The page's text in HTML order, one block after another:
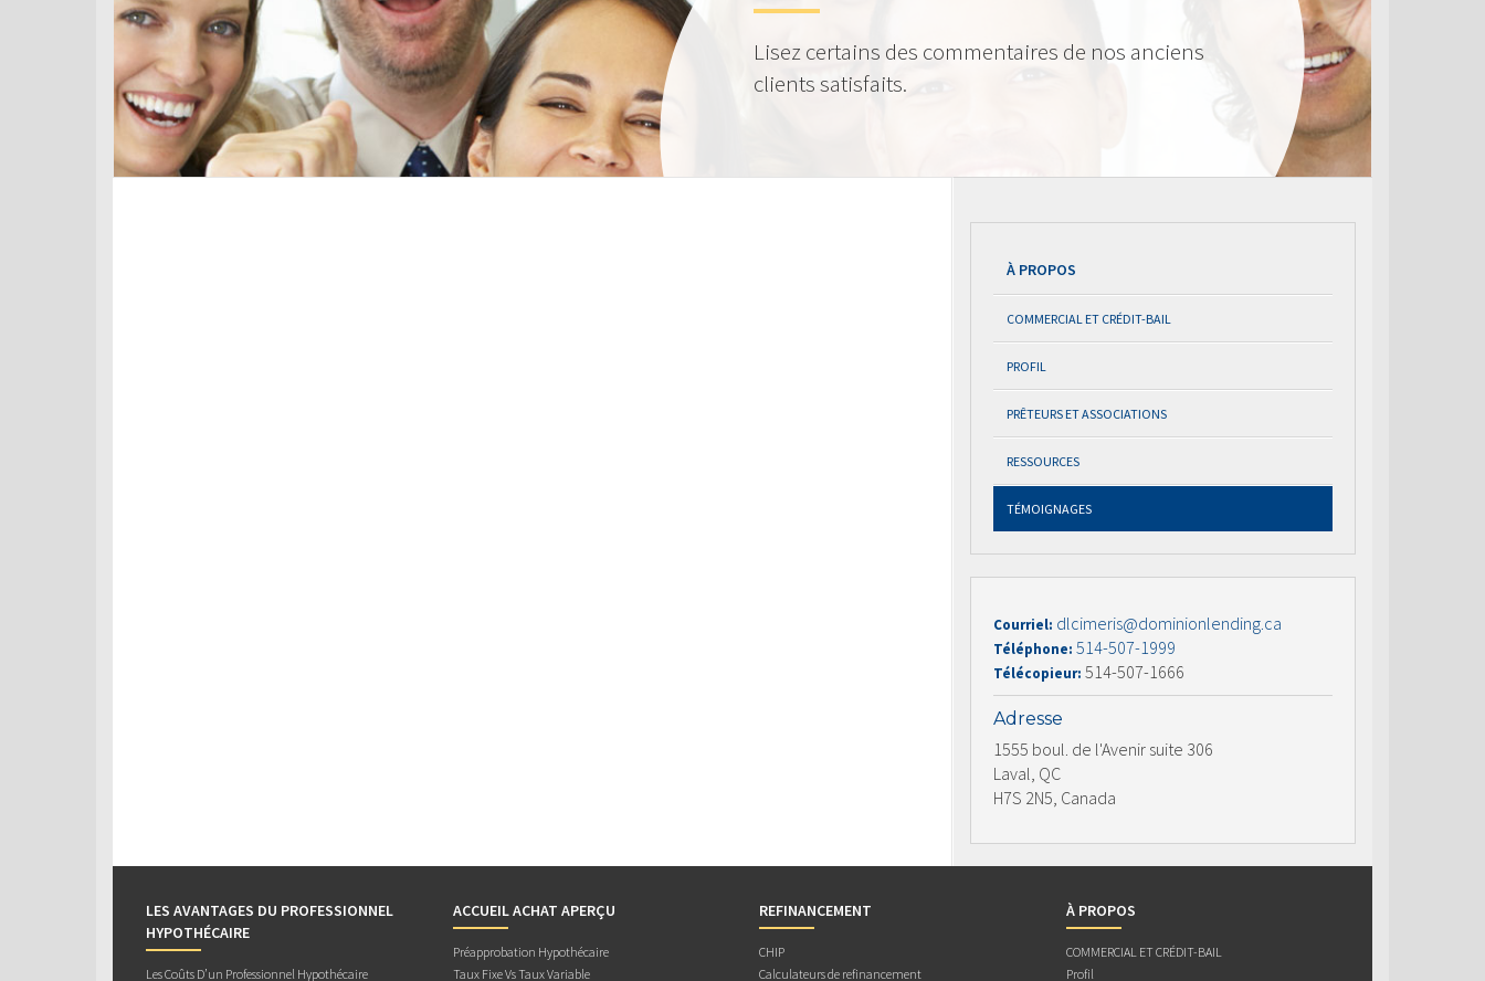
Lisez certains des commentaires de nos anciens
clients satisfaits.
À PROPOS
COMMERCIAL ET CRÉDIT-BAIL
PROFIL
PRÊTEURS ET ASSOCIATIONS
RESSOURCES
TÉMOIGNAGES
Courriel: dlcimeris@dominionlending.ca
Téléphone: 514-507-1999
Télécopieur: 514-507-1666
Adresse
1555 boul. de l'Avenir suite 306
Laval, QC
H7S 2N5, Canada
LES AVANTAGES DU PROFESSIONNEL
HYPOTHÉCAIRE
Les Coûts D’un Professionnel Hypothécaire
ACCUEIL ACHAT APERÇU
Préapprobation Hypothécaire
Taux Fixe Vs Taux Variable
REFINANCEMENT
CHIP
Calculateurs de refinancement
À PROPOS
COMMERCIAL ET CRÉDIT-BAIL
Profil